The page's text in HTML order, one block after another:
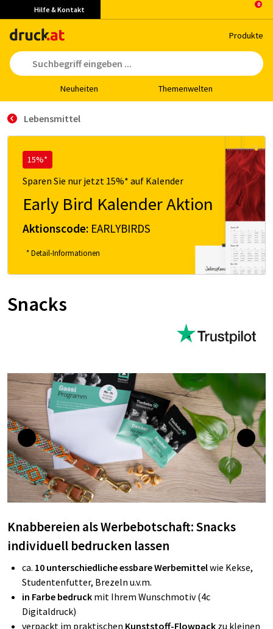
Hilfe & Kontakt
Pro­duk­te
Neu­hei­ten The­men­wel­ten
Lebensmittel
15%*
Sparen Sie nur jetzt 15%* auf Kalender
Early Bird Kalender Aktion
Aktionscode: EARLYBIRDS
* Detail-Informationen
Snacks
Knabbereien als Werbebotschaft: Snacks
individuell bedrucken lassen
ca. 10 unterschiedliche essbare Werbemittelwie Kekse,
Studentenfutter, Brezeln u.v.m.
in Farbe bedruck mit Ihrem Wunschmotiv (4c
Digitaldruck)
verpackt im praktischen Kunststoff-Flowpack zu kleinen